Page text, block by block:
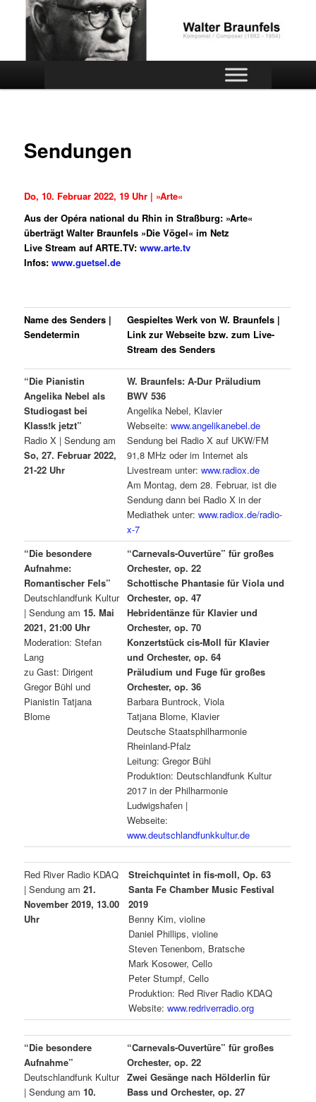
wechseln
Walter Braunfels
Official website
Sendungen
Do, 10. Februar 2022, 19 Uhr | »Arte«
Aus der Opéra national du Rhin in Straßburg: »Arte«
überträgt Walter Braunfels »Die Vögel« im Netz
Live Stream auf ARTE.TV:www.arte.tv
Infos:www.guetsel.de
Name des Senders |
Sendetermin
Gespieltes Werk von W. Braunfels |
Link zur Webseite bzw. zum Live-
Stream des Senders
“Die Pianistin
Angelika Nebel als
Studiogast bei
Klass!k jetzt”
Radio X | Sendung am
So, 27. Februar 2022,
21-22 Uhr
W. Braunfels: A-Dur Präludium
BWV 536
Angelika Nebel, Klavier
Webseite:www.angelikanebel.de
Sendung bei Radio X auf UKW/FM
91,8 MHz oder im Internet als
Livestream unter:www.radiox.de
Am Montag, dem 28. Februar, ist die
Sendung dann bei Radio X in der
Mediathek unter:www.radiox.de/radio-
x-7
“Die besondere
Aufnahme:
Romantischer Fels”
Deutschlandfunk Kultur
| Sendung am15. Mai
2021, 21:00 Uhr
Moderation: Stefan
Lang
zu Gast: Dirigent
Gregor Bühl und
Pianistin Tatjana
Blome
“Carnevals-Ouvertüre” für großes
Orchester, op. 22
Schottische Phantasie für Viola und
Orchester, op. 47
Hebridentänze für Klavier und
Orchester, op. 70
Konzertstück cis-Moll für Klavier
und Orchester, op. 64
Präludium und Fuge für großes
Orchester, op. 36
Barbara Buntrock, Viola
Tatjana Blome, Klavier
Deutsche Staatsphilharmonie
Rheinland-Pfalz
Leitung: Gregor Bühl
Produktion: Deutschlandfunk Kultur
2017 in der Philharmonie
Ludwigshafen |
Webseite:
www.deutschlandfunkkultur.de
Red River Radio KDAQ
| Sendung am21.
November 2019, 13.00
Uhr
Streichquintet in fis-moll, Op. 63
Santa Fe Chamber Music Festival
2019
Benny Kim, violine
Daniel Phillips, violine
Steven Tenenbom, Bratsche
Mark Kosower, Cello
Peter Stumpf, Cello
Produktion: Red River Radio KDAQ
Website:www.redriverradio.org
“Die besondere
Aufnahme”
Deutschlandfunk Kultur
| Sendung am10.
“Carnevals-Ouvertüre” für großes
Orchester, op. 22
Zwei Gesänge nach Hölderlin für
Bass und Orchester, op. 27